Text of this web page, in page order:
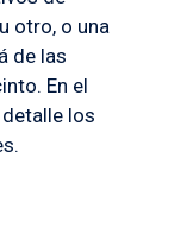
otro, o una
de las
En el
los